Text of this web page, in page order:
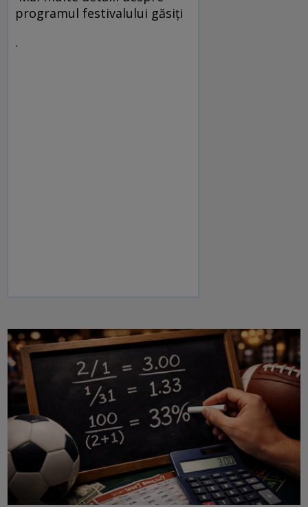
programul festivalului găsiți
.